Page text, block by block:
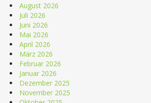
August 2026
Juli 2026
Juni 2026
Mai 2026
April 2026
März 2026
Februar 2026
Januar 2026
Dezember 2025
November 2025